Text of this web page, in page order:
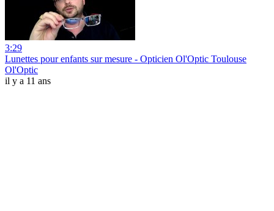
3:29
Lunettes pour enfants sur mesure - Opticien Ol'Optic Toulouse
Ol'Optic
il y a 11 ans